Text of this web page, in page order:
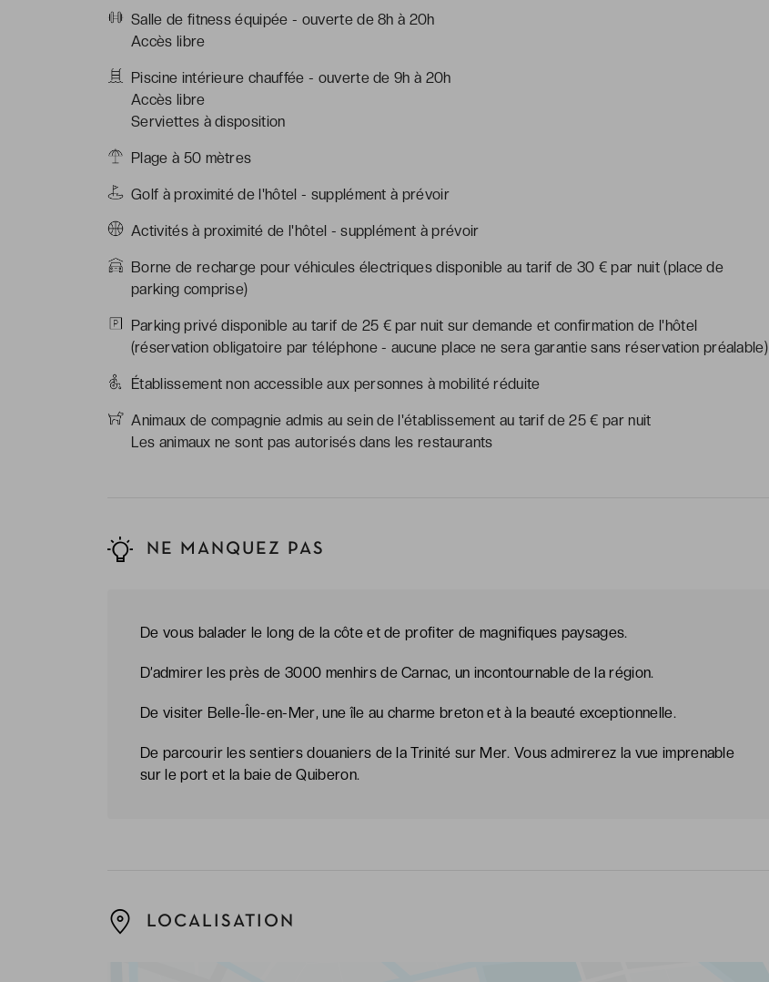
Salle de fitness équipée - ouverte de 8h à 20h
Accès libre
Piscine intérieure chauffée - ouverte de 9h à 20h
Accès libre
Serviettes à disposition
Plage à 50 mètres
Golf à proximité de l'hôtel - supplément à prévoir
Activités à proximité de l'hôtel - supplément à prévoir
Borne de recharge pour véhicules électriques disponible au tarif de 30 € par nuit (place de
parking comprise)
Parking privé disponible au tarif de 25 € par nuit sur demande et confirmation de l'hôtel
(réservation obligatoire par téléphone - aucune place ne sera garantie sans réservation préalable)
Établissement non accessible aux personnes à mobilité réduite
Animaux de compagnie admis au sein de l'établissement au tarif de 25 € par nuit
Les animaux ne sont pas autorisés dans les restaurants
NE MANQUEZ PAS
De vous balader le long de la côte et de profiter de magnifiques paysages.
D’admirer les près de 3000 menhirs de Carnac, un incontournable de la région.
De visiter Belle-Île-en-Mer, une île au charme breton et à la beauté exceptionnelle.
De parcourir les sentiers douaniers de la Trinité sur Mer. Vous admirerez la vue imprenable
sur le port et la baie de Quiberon.
LOCALISATION